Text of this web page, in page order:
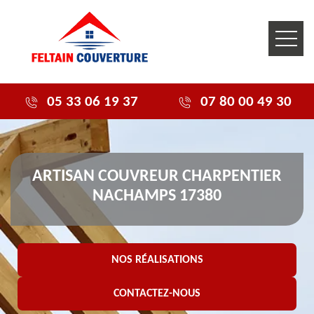
05 33 06 19 37 07 80 00 49 30
ARTISAN COUVREUR CHARPENTIER
NACHAMPS 17380
NOS RÉALISATIONS
CONTACTEZ-NOUS